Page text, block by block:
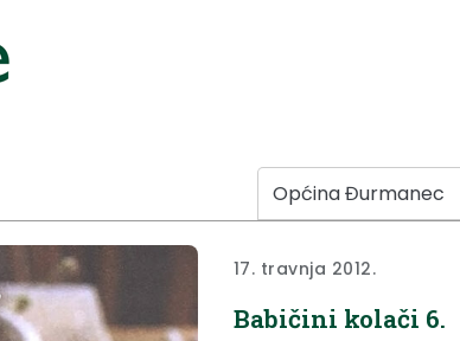
17. travnja 2012.
Babičini kolači 6.